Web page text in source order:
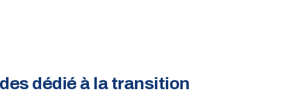
dédié à la transition